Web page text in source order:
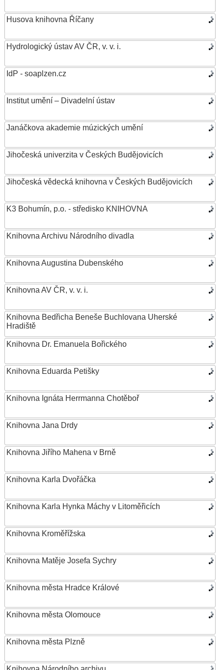
Husova knihovna Říčany
Hydrologický ústav AV ČR, v. v. i.
IdP - soaplzen.cz
Institut umění – Divadelní ústav
Janáčkova akademie múzických umění
Jihočeská univerzita v Českých Budějovicích
Jihočeská vědecká knihovna v Českých Budějovicích
K3 Bohumín, p.o. - středisko KNIHOVNA
Knihovna Archivu Národního divadla
Knihovna Augustina Dubenského
Knihovna AV ČR, v. v. i.
Knihovna Bedřicha Beneše Buchlovana Uherské
Hradiště
Knihovna Dr. Emanuela Bořického
Knihovna Eduarda Petišky
Knihovna Ignáta Herrmanna Chotěboř
Knihovna Jana Drdy
Knihovna Jiřího Mahena v Brně
Knihovna Karla Dvořáčka
Knihovna Karla Hynka Máchy v Litoměřicích
Knihovna Kroměřížska
Knihovna Matěje Josefa Sychry
Knihovna města Hradce Králové
Knihovna města Olomouce
Knihovna města Plzně